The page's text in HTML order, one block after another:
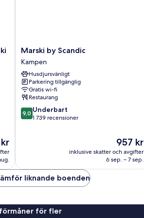
Marski
by
Scandic
Kampen
Marski by Scandic
Kampen
Husdjursvänligt
Parkering tillgänglig
Gratis wi-fi
Restaurang
9.0
av
9,0 Underbart
1 739 recensioner
Priset
är
957 kr
957 kr
inklusive skatter och avgifter
6 sep. – 7 sep.
liknande boenden
för fler